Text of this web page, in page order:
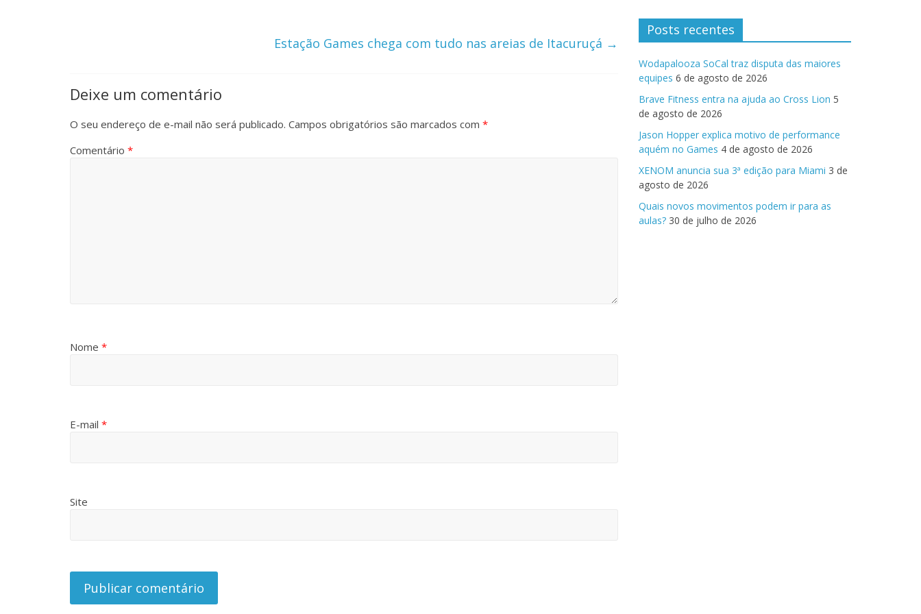
Estação Games chega com tudo nas areias de Itacuruçá →
Deixe um comentário
O seu endereço de e-mail não será publicado. Campos obrigatórios são marcados com *
Comentário *
Nome *
E-mail *
Site
Posts recentes
Wodapalooza SoCal traz disputa das maiores
equipes 6 de agosto de 2026
Brave Fitness entra na ajuda ao Cross Lion 5
de agosto de 2026
Jason Hopper explica motivo de performance
aquém no Games 4 de agosto de 2026
XENOM anuncia sua 3ª edição para Miami 3 de
agosto de 2026
Quais novos movimentos podem ir para as
aulas? 30 de julho de 2026